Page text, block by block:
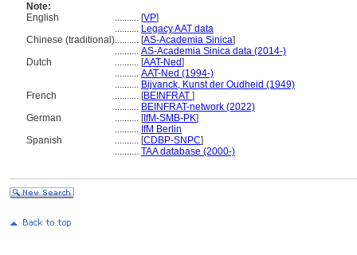
Note:
English
.......... [VP]
.......... Legacy AAT data
Chinese (traditional).......... [AS-Academia Sinica]
.......... AS-Academia Sinica data (2014-)
Dutch
.......... [AAT-Ned]
.......... AAT-Ned (1994-)
.......... Bijvanck, Kunst der Oudheid (1949)
French
.......... [BEINFRAT ]
.......... BEINFRAT-network (2022)
German
.......... [IfM-SMB-PK]
.......... IfM Berlin
Spanish
.......... [CDBP-SNPC]
.......... TAA database (2000-)